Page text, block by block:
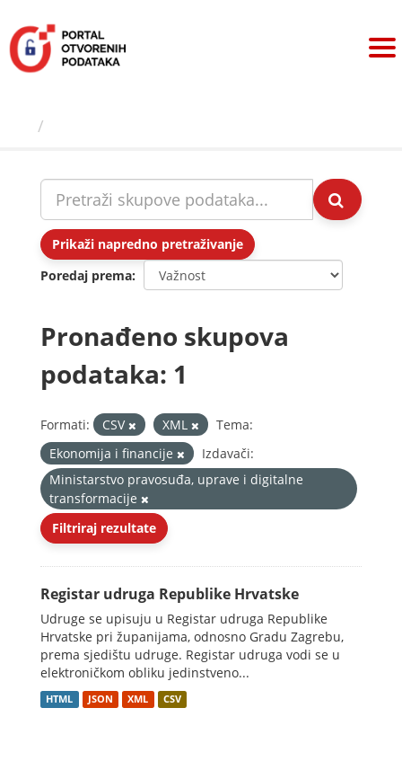
sadržaj
Prikaži napredno pretraživanje
Poredaj prema
Pronađeno skupova
podataka: 1
Formati: CSV XML
Tema:
Ekonomija i financije
Izdavači:
Ministarstvo pravosuđa, uprave i digitalne
transformacije
Filtriraj rezultate
Registar udruga Republike Hrvatske
Udruge se upisuju u Registar udruga Republike
Hrvatske pri županijama, odnosno Gradu Zagrebu,
prema sjedištu udruge. Registar udruga vodi se u
elektroničkom obliku jedinstveno...
HTML JSON XML CSV